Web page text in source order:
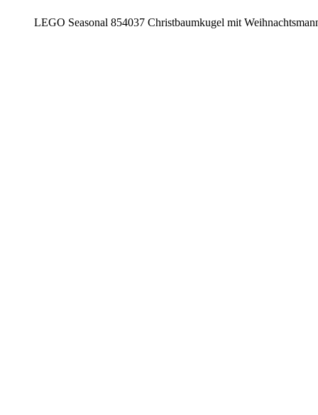
LEGO Seasonal 854037 Christbaumkugel mit